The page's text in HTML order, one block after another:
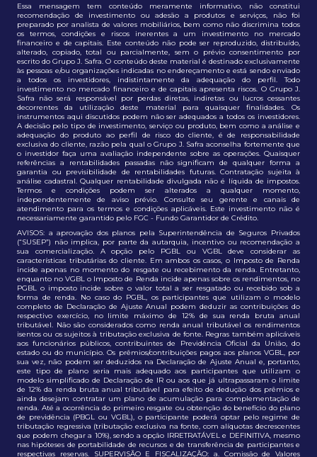
Essa mensagem tem conteúdo meramente informativo, não constitui
recomendação de investimento ou adesão a produtos e serviços, não foi
preparado por analista de valores mobiliários, bem como não discrimina todos
os termos, condições e riscos inerentes a um investimento no mercado
financeiro e de capitais. Este conteúdo não pode ser reproduzido, distribuído,
alterado, copiado, total ou parcialmente, sem o prévio consentimento por
escrito do Grupo J. Safra. O conteúdo deste material é destinado exclusivamente
às pessoas e/ou organizações indicadas no endereçamento e está sendo enviado
a todos os investidores, indistintamente da adequação do perfil. Todo
investimento no mercado financeiro e de capitais apresenta riscos. O Grupo J.
Safra não será responsável por perdas diretas, indiretas ou lucros cessantes
decorrentes da utilização deste material para quaisquer finalidades. Os
instrumentos aqui discutidos podem não ser adequados a todos os investidores.
A decisão pelo tipo de investimento, serviço ou produto, bem como a análise e
adequação do produto ao perfil de risco do cliente, é de responsabilidade
exclusiva do cliente, razão pela qual o Grupo J. Safra aconselha fortemente que
o investidor faça uma avaliação independente sobre as operações. Quaisquer
referências a rentabilidades passadas não significam de qualquer forma a
garantia ou previsibilidade de rentabilidades futuras. Contratação sujeita à
análise cadastral. Qualquer rentabilidade divulgada não é líquida de impostos.
Termos e condições podem ser alterados a qualquer momento,
independentemente de aviso prévio. Consulte seu gerente e canais de
atendimento para os termos e condições aplicáveis. Este investimento não é
necessariamente garantido pelo FGC - Fundo Garantidor de Crédito.
AVISOS: a aprovação dos planos pela Superintendência de Seguros Privados
(“SUSEP”) não implica, por parte da autarquia, incentivo ou recomendação a
sua comercialização. A opção pelo PGBL ou VGBL deve considerar as
características tributárias do cliente. Em ambos os casos, o Imposto de Renda
incide apenas no momento do resgate ou recebimento da renda. Entretanto,
enquanto no VGBL o Imposto de Renda incide apenas sobre os rendimentos, no
PGBL o imposto incide sobre o valor total a ser resgatado ou recebido sob a
forma de renda. No caso do PGBL, os participantes que utilizam o modelo
completo de Declaração de Ajuste Anual podem deduzir as contribuições do
respectivo exercício, no limite máximo de 12% de sua renda bruta anual
tributável. Não são considerados como renda anual tributável os rendimentos
isentos ou os sujeitos à tributação exclusiva de fonte. Regras também aplicáveis
aos funcionários públicos, contribuintes de Previdência Oficial da União, do
estado ou do município. Os prêmios/contribuições pagos aos planos VGBL, por
sua vez, não podem ser deduzidos na Declaração de Ajuste Anual e, portanto,
este tipo de plano seria mais adequado aos participantes que utilizam o
modelo simplificado de Declaração de IR ou aos que já ultrapassaram o limite
de 12% da renda bruta anual tributável para efeito de dedução dos prêmios e
ainda desejam contratar um plano de acumulação para complementação de
renda. Até a ocorrência do primeiro resgate ou obtenção do benefício do plano
de previdência (PBGL ou VGBL), o participante poderá optar pelo regime de
tributação regressiva (tributação exclusiva na fonte, com alíquotas decrescentes
que podem chegar a 10%), sendo a opção IRRETRATÁVEL e DEFINITIVA, mesmo
nas hipóteses de portabilidade de recursos e de transferência de participantes e
respectivas reservas. SUPERVISÃO E FISCALIZAÇÃO: a. Comissão de Valores